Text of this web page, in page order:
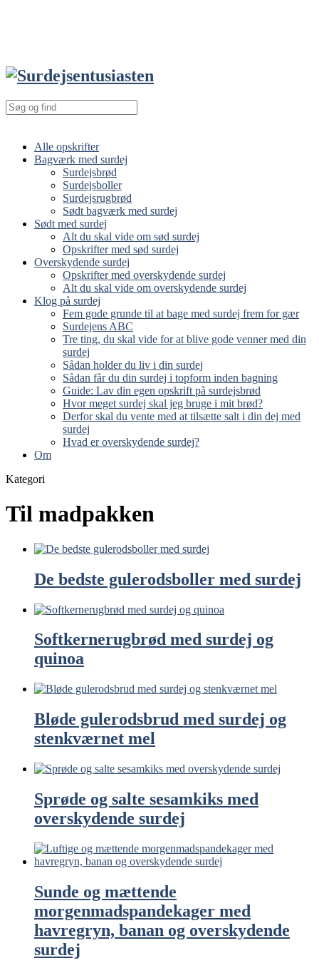
Alle opskrifter
Bagværk med surdej
Surdejsbrød
Surdejsboller
Surdejsrugbrød
Sødt bagværk med surdej
Sødt med surdej
Alt du skal vide om sød surdej
Opskrifter med sød surdej
Overskydende surdej
Opskrifter med overskydende surdej
Alt du skal vide om overskydende surdej
Klog på surdej
Fem gode grunde til at bage med surdej frem for gær
Surdejens ABC
Tre ting, du skal vide for at blive gode venner med din
surdej
Sådan holder du liv i din surdej
Sådan får du din surdej i topform inden bagning
Guide: Lav din egen opskrift på surdejsbrød
Hvor meget surdej skal jeg bruge i mit brød?
Derfor skal du vente med at tilsætte salt i din dej med
surdej
Hvad er overskydende surdej?
Om
Kategori
Til madpakken
De bedste gulerodsboller med surdej
Softkernerugbrød med surdej og
quinoa
Bløde gulerodsbrud med surdej og
stenkværnet mel
Sprøde og salte sesamkiks med
overskydende surdej
Sunde og mættende
morgenmadspandekager med
havregryn, banan og overskydende
surdej